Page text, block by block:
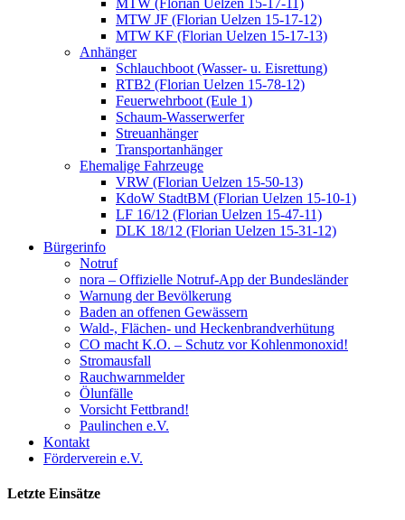
MTW (Florian Uelzen 15-17-11)
MTW JF (Florian Uelzen 15-17-12)
MTW KF (Florian Uelzen 15-17-13)
Anhänger
Schlauchboot (Wasser- u. Eisrettung)
RTB2 (Florian Uelzen 15-78-12)
Feuerwehrboot (Eule 1)
Schaum-Wasserwerfer
Streuanhänger
Transportanhänger
Ehemalige Fahrzeuge
VRW (Florian Uelzen 15-50-13)
KdoW StadtBM (Florian Uelzen 15-10-1)
LF 16/12 (Florian Uelzen 15-47-11)
DLK 18/12 (Florian Uelzen 15-31-12)
Bürgerinfo
Notruf
nora – Offizielle Notruf-App der Bundesländer
Warnung der Bevölkerung
Baden an offenen Gewässern
Wald-, Flächen- und Heckenbrandverhütung
CO macht K.O. – Schutz vor Kohlenmonoxid!
Stromausfall
Rauchwarnmelder
Ölunfälle
Vorsicht Fettbrand!
Paulinchen e.V.
Kontakt
Förderverein e.V.
Letzte Einsätze